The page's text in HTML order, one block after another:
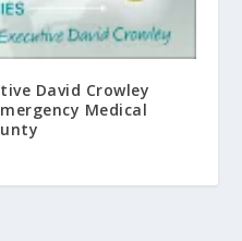
David Crowley
Medical